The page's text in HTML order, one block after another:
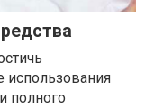
использования
полного